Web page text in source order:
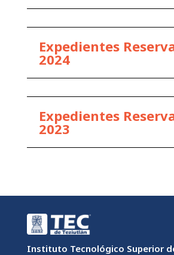
Expedientes
2024
Expedientes
2023
Instituto Tecnológico Superior